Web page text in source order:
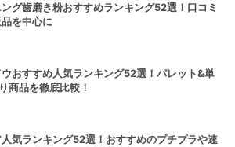
グ歯磨き粉おすすめランキング52選！口コミ
を中心に
おすすめ人気ランキング52選！パレット&単
商品を徹底比較！
気ランキング52選！おすすめのプチプラや速